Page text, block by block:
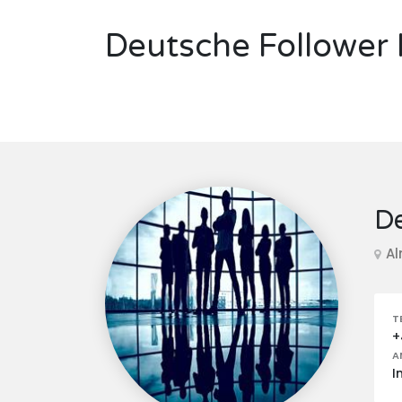
Deutsche